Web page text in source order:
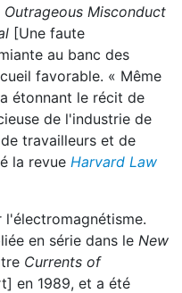
Outrageous Misconduct
[Une faute
au banc des
favorable. « Même
étonnant le récit de
de l'industrie de
travailleurs et de
la revue Harvard Law
l'électromagnétisme.
en série dans le New
Currents of
en 1989, et a été